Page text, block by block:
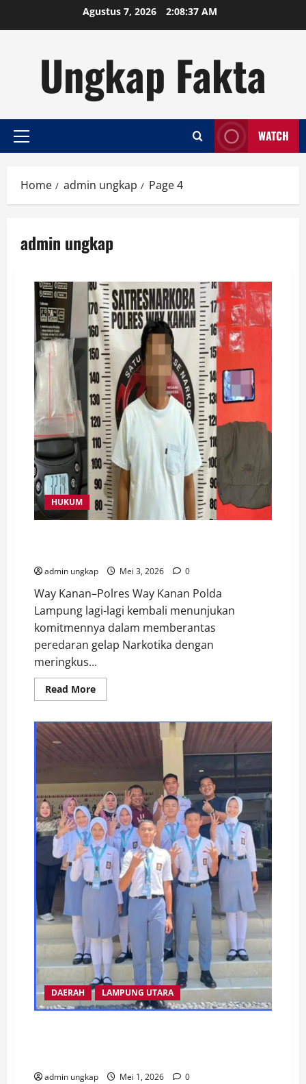
Agustus 7, 2026 2:08:38 AM
Ungkap Fakta
Primary
WATCH
Home admin ungkap Page 4
admin ungkap
HUKUM
admin ungkap Mei 3, 2026 0
Way Kanan–Polres Way Kanan Polda
Lampung lagi-lagi kembali menunjukan
komitmennya dalam memberantas
peredaran gelap Narkotika dengan
meringkus...
Read MoreRead
more
165
Jiwa,
Peredaran
Narkotika
32,74
Gram
Sabu
di
Buay
Bahuga
DAERAH LAMPUNG UTARA
admin ungkap Mei 1, 2026 0